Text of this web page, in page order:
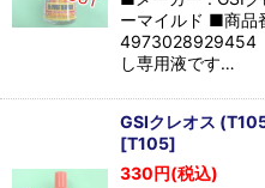
ーマイルド ■商品
4973028929454
し専用液です…
GSIクレオス
[T105]
330円(税込)